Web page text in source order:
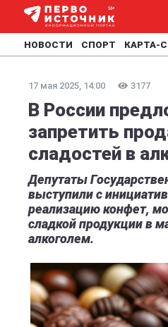
НОВОСТИ СПОРТ КАРТА-
17 мая 2025, 14:00 3177
В России
запретить
сладостей в
Депутаты
выступили с
реализацию конфет,
сладкой продукции в
алкоголем.